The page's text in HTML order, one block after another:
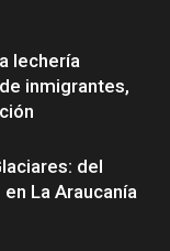
lechería
inmigrantes,
del
La Araucanía